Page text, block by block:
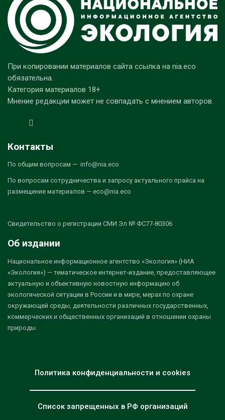
При копировании материалов сайта ссылка на nia.eco
обязательна.
Категория материалов 18+
Мнение редакции может не совпадать с мнением авторов.
Контакты
По общим вопросам — info@nia.eco
По вопросам сотрудничества и запросу актуального прайса на
размещение материалов — eco@nia.eco
Свидетельство о регистрации СМИ Эл № ФС77-80306
Об издании
Национальное информационное агентство «Экология» (НИА
«Экология») — тематическое интернет-издание, предоставляющее
актуальную и объективную новостную информацию об
экологической ситуации в России и в мире, мерах по охране
окружающей среды, деятельности различных государственных,
коммерческих и общественных организаций в отношении охраны
природы.
Политика конфиденциальности и cookies
Список запрещенных в РФ организаций